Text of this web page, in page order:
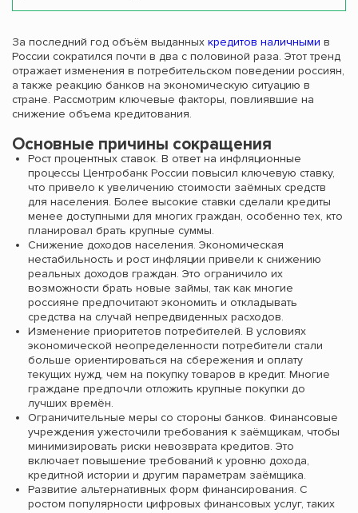
За последний год объём выданных кредитов наличными в
России сократился почти в два с половиной раза. Этот тренд
отражает изменения в потребительском поведении россиян,
а также реакцию банков на экономическую ситуацию в
стране. Рассмотрим ключевые факторы, повлиявшие на
снижение объема кредитования.
Основные причины сокращения
Рост процентных ставок. В ответ на инфляционные
процессы Центробанк России повысил ключевую ставку,
что привело к увеличению стоимости заёмных средств
для населения. Более высокие ставки сделали кредиты
менее доступными для многих граждан, особенно тех, кто
планировал брать крупные суммы.
Снижение доходов населения. Экономическая
нестабильность и рост инфляции привели к снижению
реальных доходов граждан. Это ограничило их
возможности брать новые займы, так как многие
россияне предпочитают экономить и откладывать
средства на случай непредвиденных расходов.
Изменение приоритетов потребителей. В условиях
экономической неопределенности потребители стали
больше ориентироваться на сбережения и оплату
текущих нужд, чем на покупку товаров в кредит. Многие
граждане предпочли отложить крупные покупки до
лучших времён.
Ограничительные меры со стороны банков. Финансовые
учреждения ужесточили требования к заёмщикам, чтобы
минимизировать риски невозврата кредитов. Это
включает повышение требований к уровню дохода,
кредитной истории и другим параметрам заёмщика.
Развитие альтернативных форм финансирования. С
ростом популярности цифровых финансовых услуг, таких